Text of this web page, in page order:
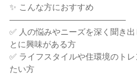
✨ こんな方におすすめ
――――――――――――――
✅ 人の悩みやニーズを深く聞き
とに興味がある方
✅ ライフスタイルや住環境のト
たい方